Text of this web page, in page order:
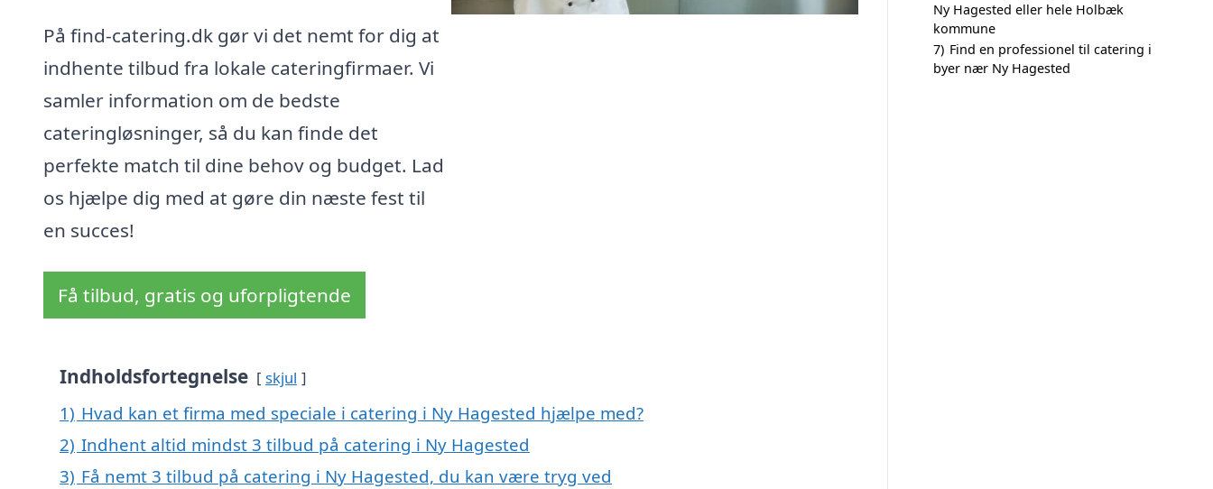
På find-catering.dk gør vi det nemt for dig at
indhente tilbud fra lokale cateringfirmaer. Vi
samler information om de bedste
cateringløsninger, så du kan finde det
perfekte match til dine behov og budget. Lad
os hjælpe dig med at gøre din næste fest til
en succes!
Få tilbud, gratis og uforpligtende
Indholdsfortegnelse skjul
1) Hvad kan et firma med speciale i catering i Ny Hagested hjælpe med?
2) Indhent altid mindst 3 tilbud på catering i Ny Hagested
3) Få nemt 3 tilbud på catering i Ny Hagested, du kan være tryg ved
Ny Hagested eller hele Holbæk
kommune
7) Find en professionel til catering i
byer nær Ny Hagested